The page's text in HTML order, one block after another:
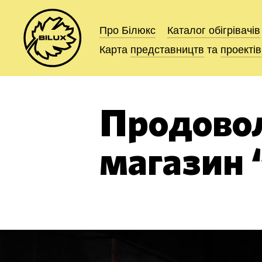
Про Білюкс Каталог обігрівачів
Карта представництв та проектів
Про Білюкс Каталог обігрівачів
Карта представництв та проектів
магазин